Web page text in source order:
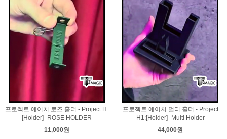
프로젝트 에이치 로즈 홀더 - Project H:
[Holder]- ROSE HOLDER
11,000원
프로젝트 에이치 멀티 홀더 - Project
H1:[Holder]- Multi Holder
44,000원